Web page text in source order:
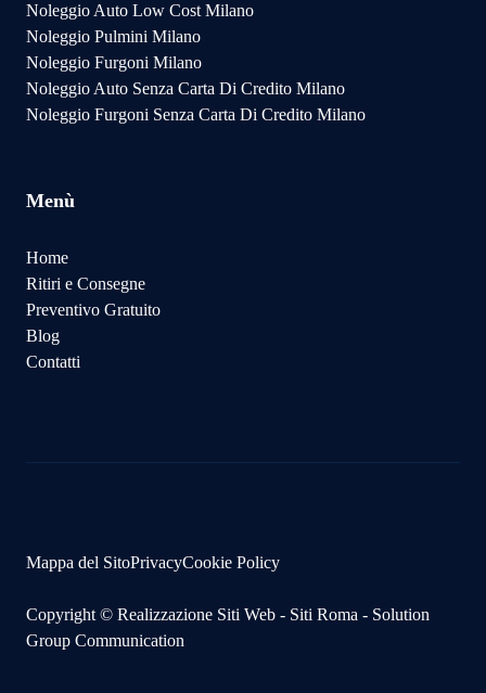
Noleggio Auto Low Cost Milano
Noleggio Pulmini Milano
Noleggio Furgoni Milano
Noleggio Auto Senza Carta Di Credito Milano
Noleggio Furgoni Senza Carta Di Credito Milano
Menù
Home
Ritiri e Consegne
Preventivo Gratuito
Blog
Contatti
Copyright © Realizzazione Siti Web - Siti Roma - Solution
Group Communication
Mappa del SitoPrivacyCookie Policy